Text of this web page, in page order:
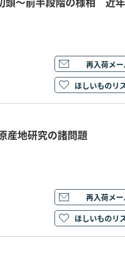
再入荷メ
ほしいものリ
地研究の諸問題
再入荷メ
ほしいものリ